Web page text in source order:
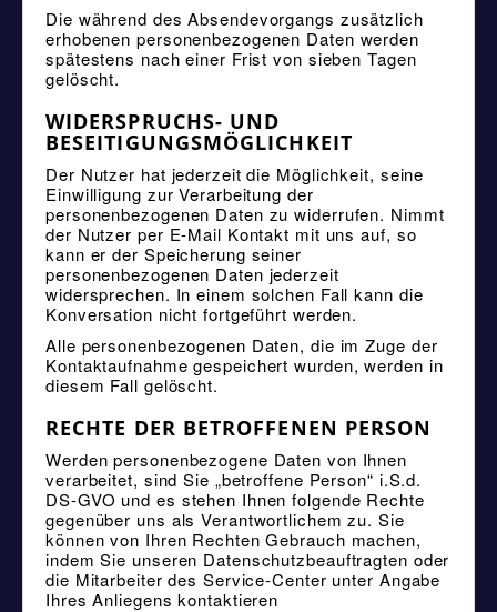
Die während des Absendevorgangs zusätzlich
erhobenen personenbezogenen Daten werden
spätestens nach einer Frist von sieben Tagen
gelöscht.
WIDERSPRUCHS- UND
BESEITIGUNGSMÖGLICHKEIT
Der Nutzer hat jederzeit die Möglichkeit, seine
Einwilligung zur Verarbeitung der
personenbezogenen Daten zu widerrufen. Nimmt
der Nutzer per E-Mail Kontakt mit uns auf, so
kann er der Speicherung seiner
personenbezogenen Daten jederzeit
widersprechen. In einem solchen Fall kann die
Konversation nicht fortgeführt werden.
Alle personenbezogenen Daten, die im Zuge der
Kontaktaufnahme gespeichert wurden, werden in
diesem Fall gelöscht.
RECHTE DER BETROFFENEN PERSON
Werden personenbezogene Daten von Ihnen
verarbeitet, sind Sie „betroffene Person“ i.S.d.
DS-GVO und es stehen Ihnen folgende Rechte
gegenüber uns als Verantwortlichem zu. Sie
können von Ihren Rechten Gebrauch machen,
indem Sie unseren Datenschutzbeauftragten oder
die Mitarbeiter des Service-Center unter Angabe
Ihres Anliegens kontaktieren